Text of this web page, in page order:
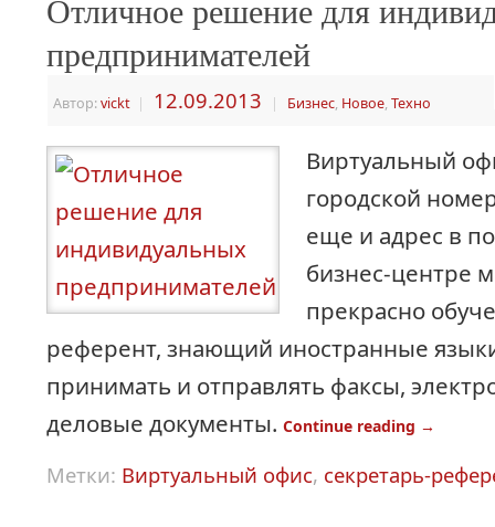
Отличное решение для
предпринимателей
Автор:vickt | 12.09.2013 | Бизнес, Новое, Техно
Виртуальный
городской
еще и адрес в
бизнес-центре
прекрасно
референт, знающий иностранные
принимать и отправлять факсы,
деловые документы. Continue reading →
Метки: Виртуальный офис, секретарь-